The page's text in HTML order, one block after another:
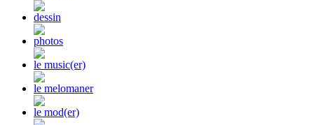
dessin
photos
le music(er)
le melomaner
le mod(er)